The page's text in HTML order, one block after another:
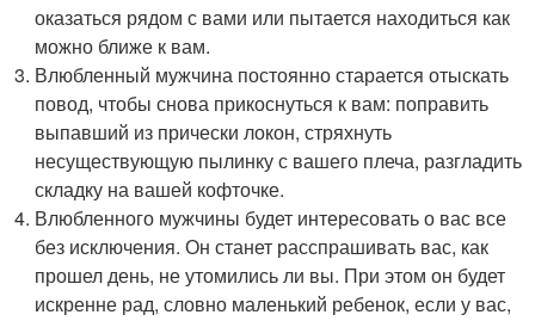
оказаться рядом с вами или пытается находиться как
можно ближе к вам.
Влюбленный мужчина постоянно старается отыскать
повод, чтобы снова прикоснуться к вам: поправить
выпавший из прически локон, стряхнуть
несуществующую пылинку с вашего плеча, разгладить
складку на вашей кофточке.
Влюбленного мужчины будет интересовать о вас все
без исключения. Он станет расспрашивать вас, как
прошел день, не утомились ли вы. При этом он будет
искренне рад, словно маленький ребенок, если у вас,